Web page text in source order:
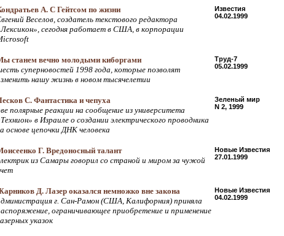
А. С Гейтсом по жизни
Веселов, создатель текстового редактора
сегодня работает в США, в корпорации
Известия
04.02.1999
станем вечно молодыми киборгами
суперновостей 1998 года, которые позволят
нашу жизнь в новом тысячелетии
Труд-7
05.02.1999
С. Фантастика и чепуха
полярные реакции на сообщение из университета
в Израиле о создании электрического проводника
основе цепочки ДНК человека
Зеленый мир
N 2, 1999
Г. Вредоносный талант
из Самары говорил со страной и миром за чужой
Новые Известия
27.01.1999
Д. Лазер оказался немножко вне закона
г. Сан-Рамон (США, Калифорния) приняла
ограничивающее приобретение и применение
указок
Новые Известия
04.02.1999